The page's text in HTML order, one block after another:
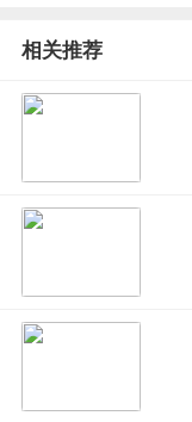
相关推荐